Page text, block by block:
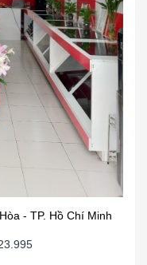
- TP. Hồ Chí Minh